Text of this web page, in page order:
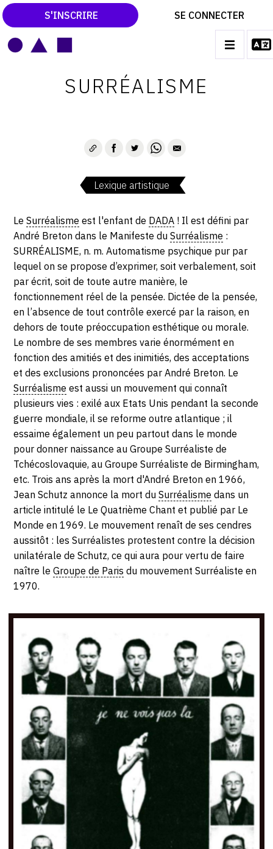
S'INSCRIRE SE CONNECTER
CATALOGUES RAISONNÉS
LES VERNISSAGES
ACTUALITÉS DU MONDE DE L'ART
LEXIQUE ARTISTIQUE
SERVICES
CRÉER SON CATALOGUE RAISONNÉ
ABONNEMENTS DÉDIÉS AUX GALERISTES
CRÉER SON SITE ARTISTE
CRÉER SON CATALOGUE D'EXPO
PUBLIER SES EXPOSITIONS
DEVENIR CONTRIBUTEUR
À PROPOS
L'ÉQUIPE OAM
À PROPOS D'OAM
CONTACT
CGV
SUIVEZ-NOUS
INSTAGRAM
FACEBOOK
TWITTER
PINTEREST
SURRÉALISME
Lexique artistique
LeSurréalisme est l'enfant de DADA ! Il est défini par
André Breton dans le Manifeste duSurréalisme :
SURRÉALISME, n. m. Automatisme psychique pur par
lequel on se propose d’exprimer, soit verbalement, soit
par écrit, soit de toute autre manière, le
fonctionnement réel de la pensée. Dictée de la pensée,
en l’absence de tout contrôle exercé par la raison, en
dehors de toute préoccupation esthétique ou morale.
Le nombre de ses membres varie énormément en
fonction des amitiés et des inimitiés, des acceptations
et des exclusions prononcées par André Breton. Le
Surréalisme est aussi un mouvement qui connaît
plusieurs vies : exilé aux Etats Unis pendant la seconde
guerre mondiale, il se reforme outre atlantique ; il
essaime également un peu partout dans le monde
pour donner naissance au Groupe Surréaliste de
Tchécoslovaquie, au Groupe Surréaliste de Birmingham,
etc. Trois ans après la mort d'André Breton en 1966,
Jean Schutz annonce la mort duSurréalisme dans un
article intitulé le Le Quatrième Chant et publié par Le
Monde en 1969. Le mouvement renaît de ses cendres
aussitôt : les Surréalistes protestent contre la décision
unilatérale de Schutz, ce qui aura pour vertu de faire
naître leGroupe de Paris du mouvement Surréaliste en
1970.